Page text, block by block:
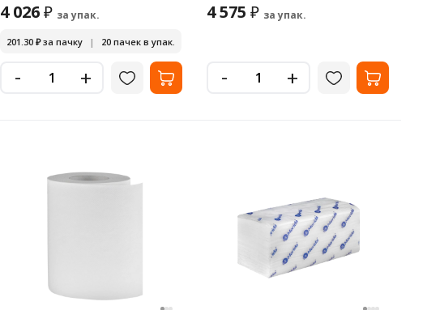
4 026₽ за упак.
201.30 ₽за пачку | 20 пачек в упак.
- +
4 575 ₽ за упак.
- +